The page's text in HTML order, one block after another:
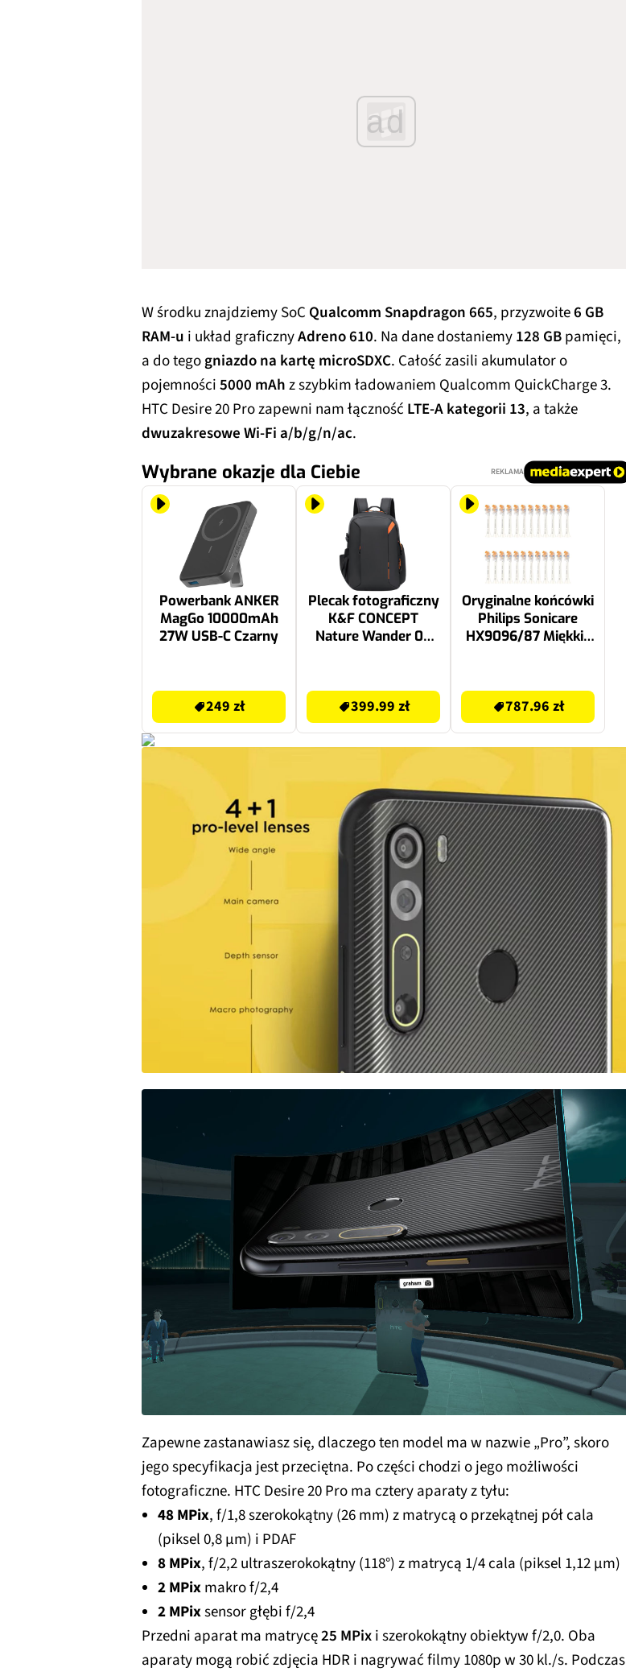
ad
W środku znajdziemy SoC Qualcomm Snapdragon 665, przyzwoite6 GB
RAM-u i układ graficznyAdreno 610. Na dane dostaniemy128 GBpamięci,
a do tegogniazdo na kartę microSDXC. Całość zasili akumulator o
pojemności5000 mAhz szybkim ładowaniem Qualcomm QuickCharge 3.
HTC Desire 20 Pro zapewni nam łączność LTE-A kategorii 13, a także
dwuzakresowe Wi-Fi a/b/g/n/ac.
Wybrane okazje dla Ciebie REKLAMA
Powerbank ANKER
MagGo 10000mAh
27W USB-C Czarny
249 zł
Plecak fotograficzny
K&F CONCEPT
Nature Wander 09
399.99 zł
Oryginalne końcówki
Philips Sonicare
HX9096/87 Miękkie
zaawansowana
pielęgnacja)
787.96 zł
Zapewne zastanawiasz się, dlaczego ten model ma w nazwie „Pro”, skoro
jego specyfikacja jest przeciętna. Po części chodzi o jego możliwości
fotograficzne. HTC Desire 20 Pro ma cztery aparaty z tyłu:
48 MPix, f/1,8 szerokokątny (26 mm) z matrycą o przekątnej pół cala
(piksel 0,8 µm) i PDAF
8 MPix, f/2,2 ultraszerokokątny (118°) z matrycą 1/4 cala (piksel 1,12 µm)
2 MPixmakro f/2,4
2 MPixsensor głębi f/2,4
Przedni aparat ma matrycę25 MPixi szerokokątny obiektyw f/2,0. Oba
aparaty mogą robić zdjęcia HDR i nagrywać filmy 1080p w 30 kl./s. Podczas